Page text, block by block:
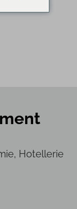
Hotellerie